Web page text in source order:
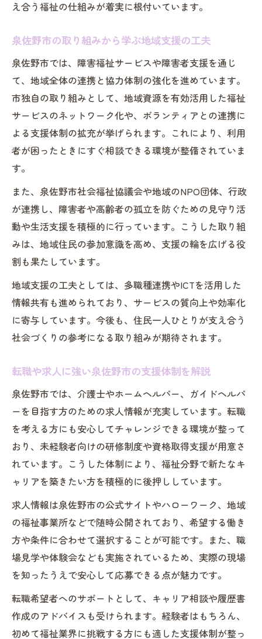
え合う福祉の仕組みが着実に根付いています。
泉佐野市の取り組みから学ぶ地域支援の工夫
泉佐野市では、障害福祉サービスや障害者支援を通じ
て、地域全体の連携と協力体制の強化を進めています。
市独自の取り組みとして、地域資源を有効活用した福祉
サービスのネットワーク化や、ボランティアとの連携に
よる支援体制の拡充が挙げられます。これにより、利用
者が困ったときにすぐ相談できる環境が整備されていま
す。
また、泉佐野市社会福祉協議会や地域のNPO団体、行政
が連携し、障害者や高齢者の孤立を防ぐための見守り活
動や生活支援を積極的に行っています。こうした取り組
みは、地域住民の参加意識を高め、支援の輪を広げる役
割も果たしています。
地域支援の工夫としては、多職種連携やICTを活用した
情報共有も進められており、サービスの質向上や効率化
に寄与しています。今後も、住民一人ひとりが支え合う
社会づくりの参考になる取り組みが期待されます。
転職や求人に強い泉佐野市の支援体制を解説
泉佐野市では、介護士やホームヘルパー、ガイドヘルパ
ーを目指す方のための求人情報が充実しています。転職
を考える方にも安心してチャレンジできる環境が整って
おり、未経験者向けの研修制度や資格取得支援が用意さ
れています。こうした体制により、福祉分野で新たなキ
ャリアを築きたい方を積極的に後押ししています。
求人情報は泉佐野市の公式サイトやハローワーク、地域
の福祉事業所などで随時公開されており、希望する働き
方や条件に合わせて選択することが可能です。また、職
場見学や体験会なども実施されているため、実際の現場
を知ったうえで安心して応募できる点が魅力です。
転職希望者へのサポートとして、キャリア相談や履歴書
作成のアドバイスも受けられます。経験者はもちろん、
初めて福祉業界に挑戦する方にも適した支援体制が整っ